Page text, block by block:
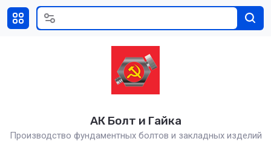
АК Болт и Гайка
Производство фундаментных болтов и закладных изделий